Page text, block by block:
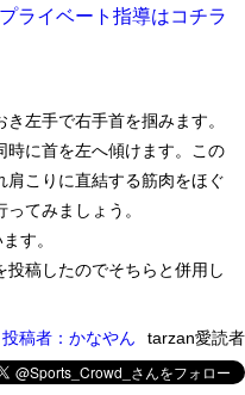
ライベート指導はコチラ
左手で右手首を掴みます。
時に首を左へ傾けます。この
肩こりに直結する筋肉をほぐ
てみましょう。
す。
稿したのでそちらと併用し
投稿者：かなやん
tarzan愛読者